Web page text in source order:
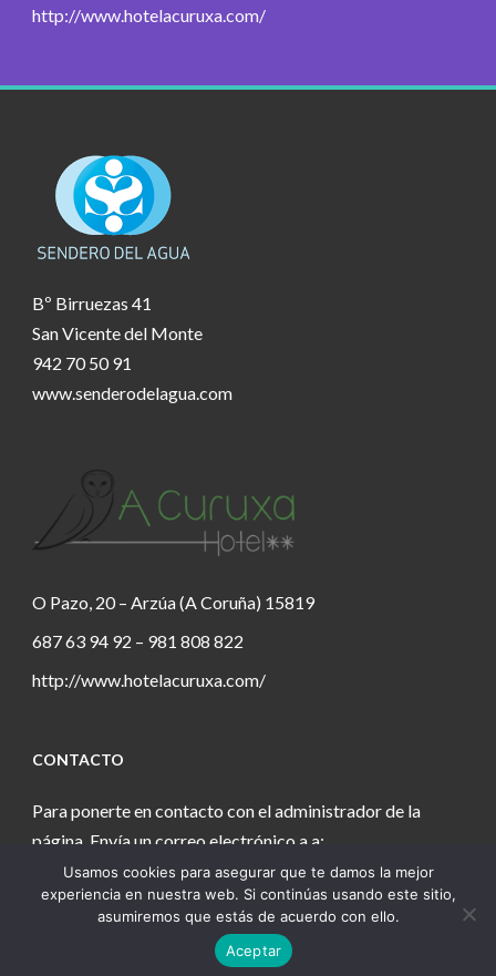
http://www.hotelacuruxa.com/
Bº Birruezas 41
San Vicente del Monte
942 70 50 91
www.senderodelagua.com
O Pazo, 20 – Arzúa (A Coruña) 15819
687 63 94 92 – 981 808 822
http://www.hotelacuruxa.com/
CONTACTO
Para ponerte en contacto con el administrador de la
página. Envía un correo electrónico a a:
estanochetecuento@gmail.com
Usamos cookies para asegurar que te damos la mejor
experiencia en nuestra web. Si continúas usando este sitio,
asumiremos que estás de acuerdo con ello.
Aceptar